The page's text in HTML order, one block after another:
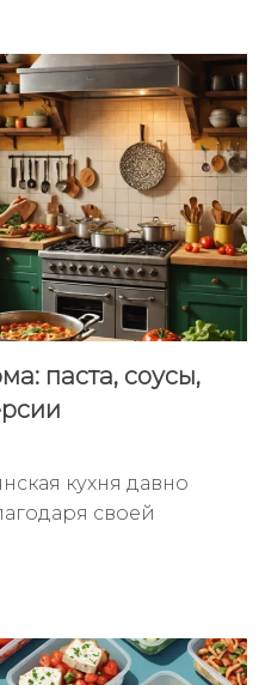
паста, соусы,
кухня давно
своей